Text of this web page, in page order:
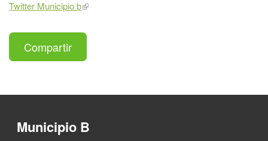
Twitter Municipio b
Compartir
Municipio B